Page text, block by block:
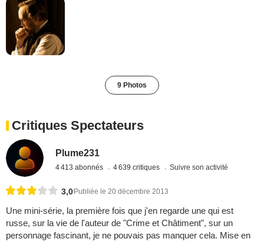
9 Photos
Critiques Spectateurs
Plume231
4 413 abonnés 4 639 critiques Suivre son activité
3,0 Publiée le 20 décembre 2013
Une mini-série, la première fois que j'en regarde une qui est
russe, sur la vie de l'auteur de "Crime et Châtiment", sur un
personnage fascinant, je ne pouvais pas manquer cela. Mise en